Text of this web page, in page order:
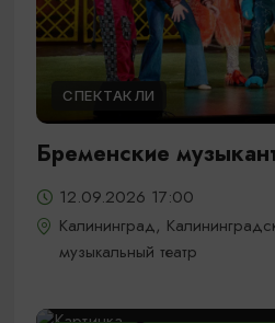
СПЕКТАКЛИ
Бременские
12.09.2026 17:00
Калининград,
музыкальный театр